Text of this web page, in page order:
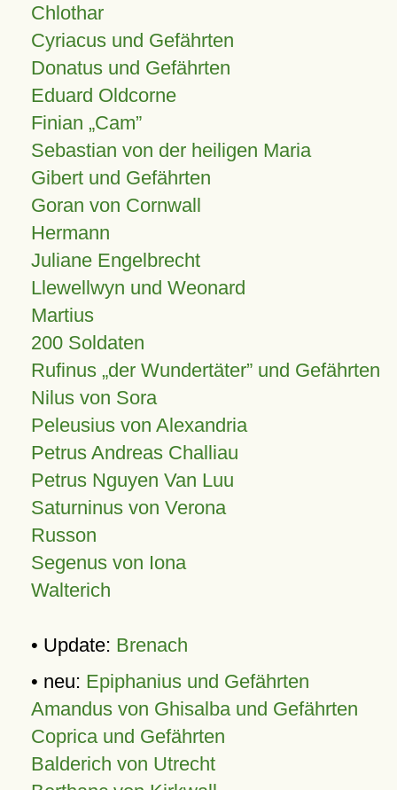
Chlothar
Cyriacus und Gefährten
Donatus und Gefährten
Eduard Oldcorne
Finian Cam
Sebastian von der heiligen Maria
Gibert und Gefährten
Goran von Cornwall
Hermann
Juliane Engelbrecht
Llewellwyn und Weonard
Martius
200 Soldaten
Rufinus „der Wundertäter” und Gefährten
Nilus von Sora
Peleusius von Alexandria
Petrus Andreas Challiau
Petrus Nguyen Van Luu
Saturninus von Verona
Russon
Segenus von Iona
Walterich
• Update: Brenach
• neu: Epiphanius und Gefährten
Amandus von Ghisalba und Gefährten
Coprica und Gefährten
Balderich von Utrecht